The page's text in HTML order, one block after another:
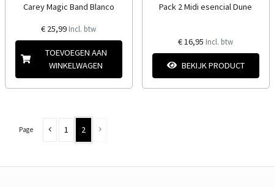
Carey Magic Band Blanco
€ 25,99 Incl. btw
TOEVOEGEN AAN
WINKELWAGEN
Pack 2 Midi esencial Dune
€ 16,95 Incl. btw
BEKIJK PRODUCT
Page 1 2